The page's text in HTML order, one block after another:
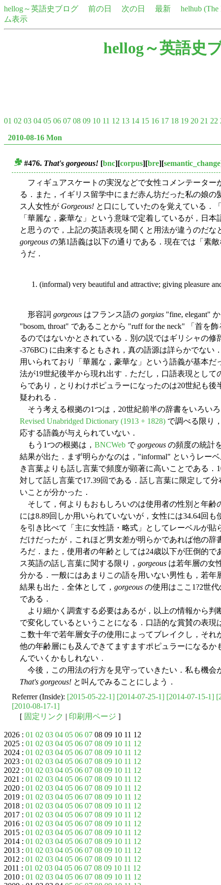
hellog～英語史ブログ 前の日 次の日 最新 helhub
ム表示
hellog～英語史
01 02 03 04 05 06 07 08 09 10 11 12 13 14 15 16 17 18 19 20 21 22
2010-08-16 Mon
#476. That's gorgeous! [bnc][corpus][bre][semantic_change
フィギュアスケートの実況などで女性コメンテーター
る．また，イギリス留学中にまだ赤ん坊だった私の娘の
ス人女性が Gorgeous! と口にしていたのを覚えている．
「華麗な，豪華な」という意味で定着しているが，日
と思うので，上記の英語表現を聞くと用法が違うのだな
gorgeous の第1語義は以下の通りである．現在では「素
うだ．
1. (informal) very beautiful and attractive; giving pleasure
形容詞 gorgeous はフランス語の gorgias "fine, elegant"
"bosom, throat" であることから "ruff for the neck" 「首を
るのではないかとされている．別の説ではギリシャの修
-376BC) に由来するともされ，真の語源は詳らかでない．
用いられており「華麗な，豪華な」という語義が基本
法が19世紀後半から現れ出す．ただし，口語表現とし
らであり，とりわけポピュラーになったのは20世紀も後
疑われる．
そう考える根拠の1つは，20世紀前半の辞書をいろい
Revised Unabridged Dictionary (1913 + 1828) で調べる限り，
応する語義が与えられていない．
もう1つの根拠は， BNCWeb でgorgeous の頻度の統計
結果が出た．まず明らかなのは，"informal" というレー
き言葉よりも話し言葉で頻度が顕著に高いことである．
対して話し言葉で17.39回である．話し言葉に限定して
いことが分かった．
そして，何よりもおもしろいのは使用者の性別と年齢
には8.89回しか用いられていないが，女性には34.64回
を引き比べて「主に女性語・略式」としてレーベルが貼
だけだったが，これほど男女差が明らかであれば他の辞
ろだ．また，使用者の年齢としては24歳以下が圧倒的で
ス英語の話し言葉に関する限り， gorgeous は若年層の女
分かる．一般にはあまりこの語を用いない男性も，若年
結果も出た．全体として， gorgeous の使用はここ1?2世
である．
より細かく調査する必要はあるが，以上の情報から判
で変化しているということになる．口語的な賞賛の表現
こ数十年で若年層女子の使用によってブレイクし，そ
他の年齢層にも及んできてますますポピュラーになる
んでいくかもしれない．
今後，この用法の行方を見守っていきたい．私も機会
That's gorgeous! と叫んでみることにしよう．
Referrer (Inside): [2015-05-22-1] [2014-07-25-1] [2014-07-15-1]
[2010-08-17-1]
[ 固定リンク | 印刷用ページ ]
2026 : 01 02 03 04 05 06 07 08 09 10 11 12
2025 : 01 02 03 04 05 06 07 08 09 10 11 12
2024 : 01 02 03 04 05 06 07 08 09 10 11 12
2023 : 01 02 03 04 05 06 07 08 09 10 11 12
2022 : 01 02 03 04 05 06 07 08 09 10 11 12
2021 : 01 02 03 04 05 06 07 08 09 10 11 12
2020 : 01 02 03 04 05 06 07 08 09 10 11 12
2019 : 01 02 03 04 05 06 07 08 09 10 11 12
2018 : 01 02 03 04 05 06 07 08 09 10 11 12
2017 : 01 02 03 04 05 06 07 08 09 10 11 12
2016 : 01 02 03 04 05 06 07 08 09 10 11 12
2015 : 01 02 03 04 05 06 07 08 09 10 11 12
2014 : 01 02 03 04 05 06 07 08 09 10 11 12
2013 : 01 02 03 04 05 06 07 08 09 10 11 12
2012 : 01 02 03 04 05 06 07 08 09 10 11 12
2011 : 01 02 03 04 05 06 07 08 09 10 11 12
2010 : 01 02 03 04 05 06 07 08 09 10 11 12